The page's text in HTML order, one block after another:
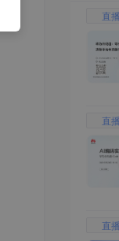
直
直
直